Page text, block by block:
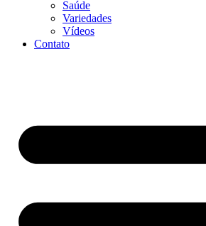
Saúde
Variedades
Vídeos
Contato